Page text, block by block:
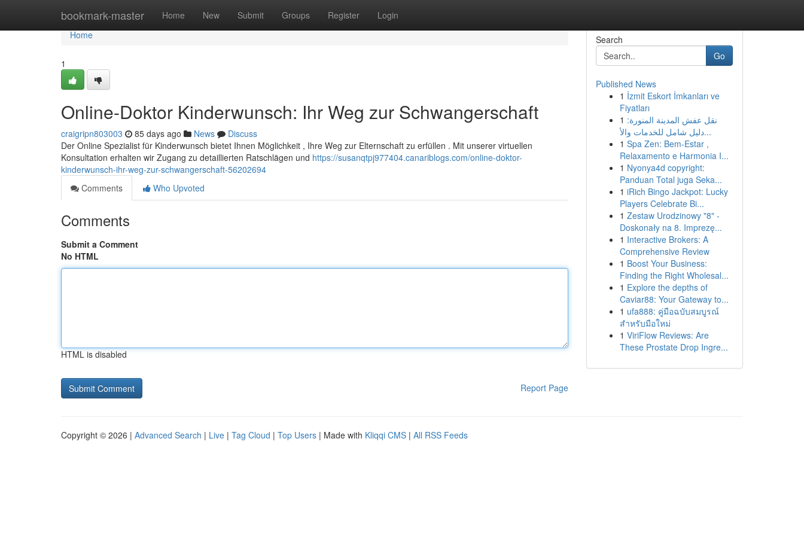
bookmark-master Home New Submit Groups Register Login
Home
Home
1
Online-Doktor Kinderwunsch: Ihr Weg zur Schwangerschaft
craigripn803003 85 days ago News
Discuss
Der Online Spezialist für Kinderwunsch bietet Ihnen Möglichkeit , Ihre Weg zur Elternschaft zu erfüllen . Mit unserer virtuellen
Konsultation erhalten wir Zugang zu detaillierten Ratschlägen und https://susanqtpj977404.canariblogs.com/online-doktor-
kinderwunsch-ihr-weg-zur-schwangerschaft-56202694
Comments
Who Upvoted
Comments
Submit a Comment
No HTML
HTML is disabled
Report Page
Search
Go
Published News
1 İzmit Eskort İmkanları ve
Fiyatları
1 نقل عفش المدينة المنورة:
دليل شامل للخدمات والأ...
1 Spa Zen: Bem-Estar ,
Relaxamento e Harmonia I...
1 Nyonya4d copyright:
Panduan Total juga Seka...
1 iRich Bingo Jackpot: Lucky
Players Celebrate Bi...
1 Zestaw Urodzinowy "8" -
Doskonały na 8. Imprezę...
1 Interactive Brokers: A
Comprehensive Review
1 Boost Your Business:
Finding the Right Wholesal...
1 Explore the depths of
Caviar88: Your Gateway to...
1 ufa888: คู่มือฉบับสมบูรณ์
สำหรับมือใหม่
1 ViriFlow Reviews: Are
These Prostate Drop Ingre...
Copyright © 2026 | Advanced Search | Live | Tag Cloud | Top Users | Made with Kliqqi CMS | All RSS Feeds